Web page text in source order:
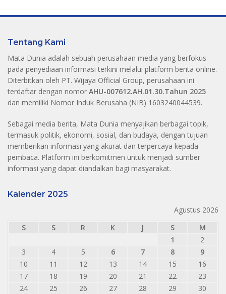
Tentang Kami
Mata Dunia adalah sebuah perusahaan media yang berfokus
pada penyediaan informasi terkini melalui platform berita online.
Diterbitkan oleh PT. Wijaya Official Group, perusahaan ini
terdaftar dengan nomor AHU-007612.AH.01.30.Tahun 2025
dan memiliki Nomor Induk Berusaha (NIB) 1603240044539.
Sebagai media berita, Mata Dunia menyajikan berbagai topik,
termasuk politik, ekonomi, sosial, dan budaya, dengan tujuan
memberikan informasi yang akurat dan terpercaya kepada
pembaca. Platform ini berkomitmen untuk menjadi sumber
informasi yang dapat diandalkan bagi masyarakat.
Kalender 2025
Agustus 2026
S
S R K J S
M
1
2
3
4 5 6 7 8
9
10
11 12 13 14 15
16
17
18 19 20 21 22
23
24
25 26 27 28 29 30